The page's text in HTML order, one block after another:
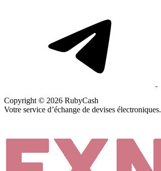
Copyright © 2026 RubyCash
Votre service d’échange de devises électroniques.